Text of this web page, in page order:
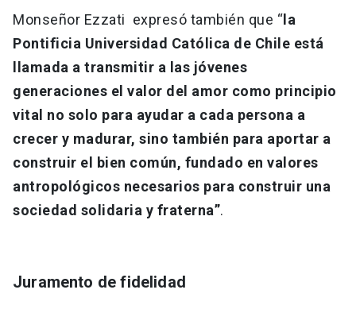
Monseñor Ezzati expresó también que “ la
Pontificia Universidad Católica de Chile está
llamada a transmitir a las jóvenes
generaciones el valor del amor como principio
vital no solo para ayudar a cada persona a
crecer y madurar, sino también para aportar a
construir el bien común, fundado en valores
antropológicos necesarios para construir una
sociedad solidaria y fraterna”.
Juramento de fidelidad